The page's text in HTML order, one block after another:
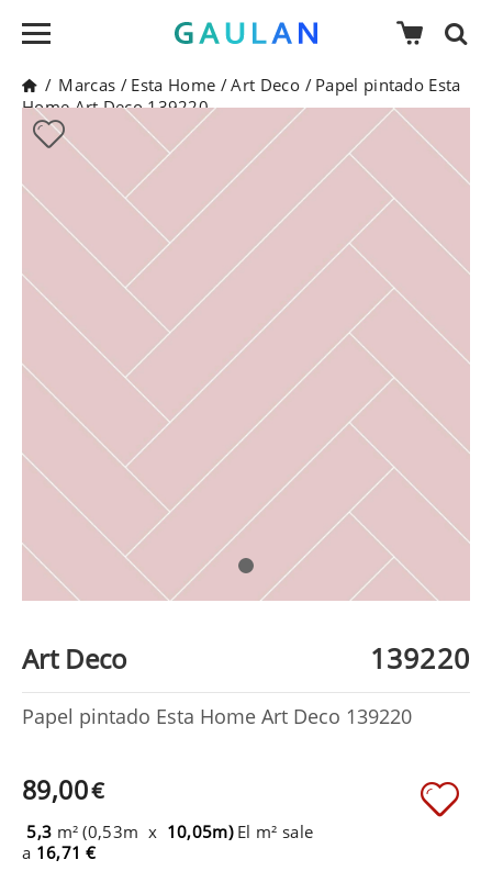
/ Marcas / Esta Home /Art Deco / Papel pintado Esta
Home Art Deco 139220
Art Deco 139220
Papel pintado Esta Home Art Deco 139220
89,00€
5,3 m² (0,53m x 10,05m) El m² sale
a 16,71 €